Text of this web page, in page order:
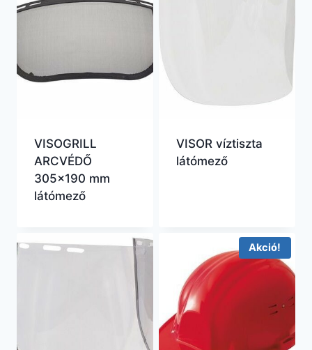
VISOGRILL
ARCVÉDŐ
305×190 mm
látómező
VISOR víztiszta
látómező
Akció!